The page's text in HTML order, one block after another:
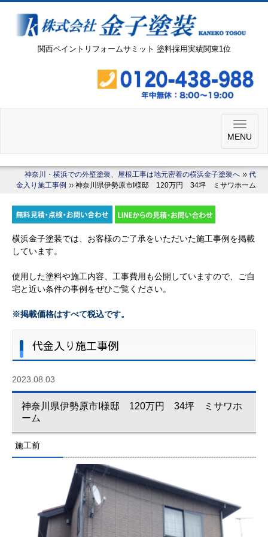
関西ペイントリフォームサミット 塗料採用実績関東1位
MENU
神奈川・横浜での外壁塗装、屋根工事は地元密着の横浜金子塗装へ
代
金入り施工事例
神奈川県伊勢原市I様邸 120万円 34坪 ミサワホーム
横浜金子塗装では、お客様のご了承をいただいた施工事例を掲載
しています。
使用した塗料や施工内容、工事費用も公開していますので、ご自
宅と近い条件の事例をぜひご覧ください。
※掲載価格はすべて税込です。
代金入り施工事例
2023.08.03
神奈川県伊勢原市I様邸 120万円 34坪 ミサワホ
ーム
施工前